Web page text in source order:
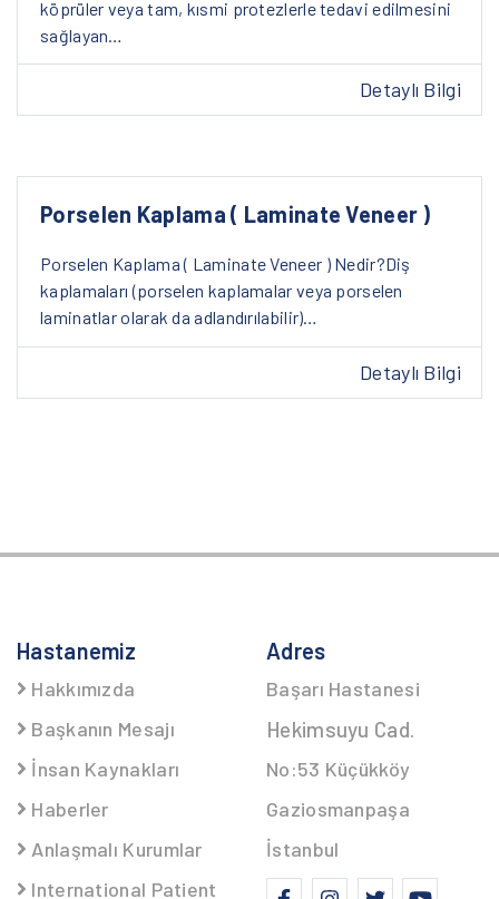
köprüler veya tam, kısmi protezlerle tedavi edilmesini
sağlayan…
Detaylı Bilgi
Porselen Kaplama ( Laminate Veneer )
Porselen Kaplama ( Laminate Veneer ) Nedir?Diş
kaplamaları (porselen kaplamalar veya porselen
laminatlar olarak da adlandırılabilir)…
Detaylı Bilgi
Hastanemiz
Hakkımızda
Başkanın Mesajı
İnsan Kaynakları
Haberler
Anlaşmalı Kurumlar
International Patient
Adres
Başarı Hastanesi
Hekimsuyu Cad.
No:53 Küçükköy
Gaziosmanpaşa
İstanbul